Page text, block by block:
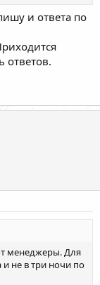
и ответа по
ответов.
менеджеры. Для
и не в три ночи по